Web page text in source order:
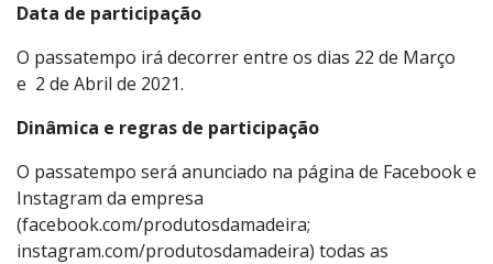
Data de participação
O passatempo irá decorrer entre os dias 22 de Março
e 2 de Abril de 2021.
Dinâmica e regras de participação
O passatempo será anunciado na página de Facebook e
Instagram da empresa
(facebook.com/produtosdamadeira;
instagram.com/produtosdamadeira) todas as